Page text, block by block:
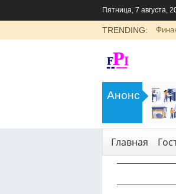
Пятница, 7 августа,
TRENDING:
Анонс
LADA Largus: универсальный
семейный автомобиль с российским
Главная